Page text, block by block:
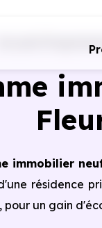
immobilier
résidence
un gain